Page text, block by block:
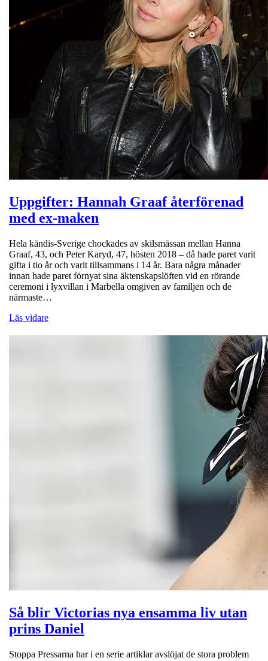
Uppgifter: Hannah Graaf återförenad
med ex-maken
Hela kändis-Sverige chockades av skilsmässan mellan Hanna
Graaf, 43, och Peter Karyd, 47, hösten 2018 – då hade paret varit
gifta i tio år och varit tillsammans i 14 år. Bara några månader
innan hade paret förnyat sina äktenskapslöften vid en rörande
ceremoni i lyxvillan i Marbella omgiven av familjen och de
närmaste…
Läs vidare
Så blir Victorias nya ensamma liv utan
prins Daniel
Stoppa Pressarna har i en serie artiklar avslöjat de stora problem